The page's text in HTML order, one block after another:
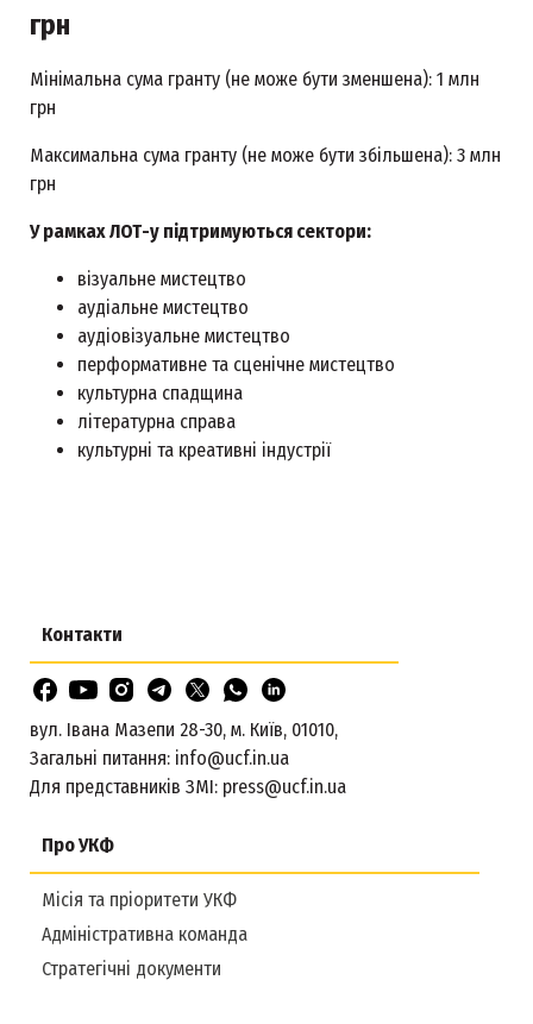
грн
Мінімальна сума гранту (не може бути зменшена): 1 млн
грн
Максимальна сума гранту (не може бути збільшена): 3 млн
грн
У рамках ЛОТ-у підтримуються сектори:
візуальне мистецтво
аудіальне мистецтво
аудіовізуальне мистецтво
перформативне та сценічне мистецтво
культурна спадщина
літературна справа
культурні та креативні індустрії
Про УКФ
Місія та пріоритети УКФ
Адміністративна команда
Стратегічні документи
Контакти
вул. Івана Мазепи 28-30, м. Київ, 01010,
Загальні питання: info@ucf.in.ua
Для представників ЗМІ: press@ucf.in.ua